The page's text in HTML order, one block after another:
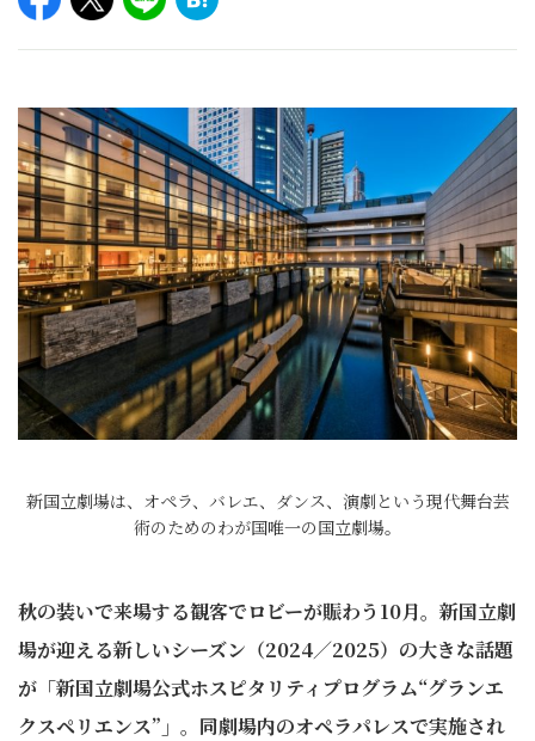
新国立劇場は、オペラ、バレエ、ダンス、演劇という現代舞台芸
術のためのわが国唯一の国立劇場。
秋の装いで来場する観客でロビーが賑わう10月。新国立劇
場が迎える新しいシーズン（2024／2025）の大きな話題
が「新国立劇場公式ホスピタリティプログラム“グランエ
クスペリエンス”」。同劇場内のオペラパレスで実施され